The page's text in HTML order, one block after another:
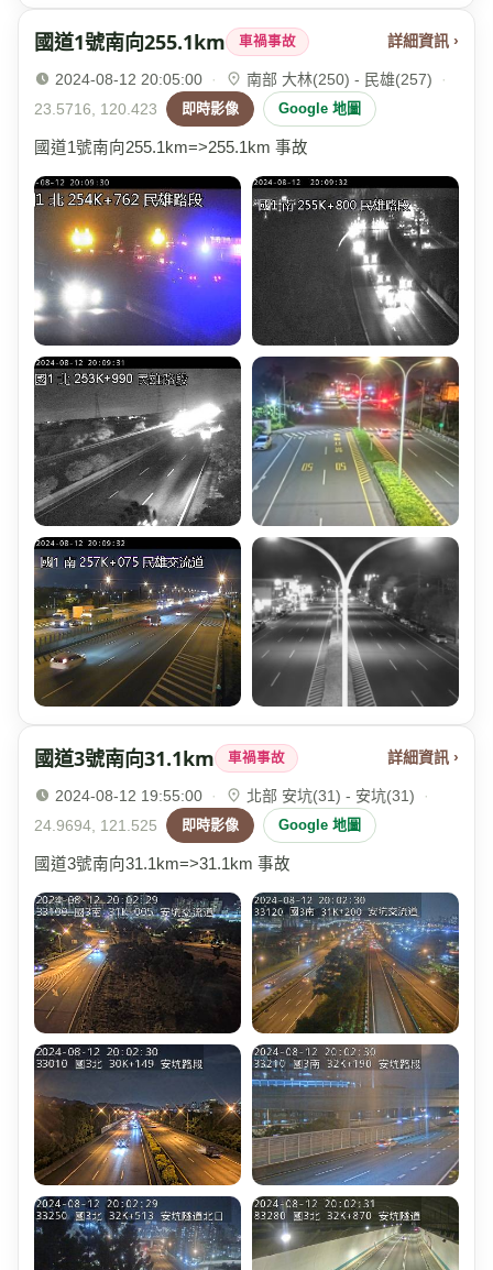
國道1號南向255.1km 車禍事故 詳細資訊 ›
2024-08-12 20:05:00 · 南部 大林(250) - 民雄(257)
·
23.5716, 120.423
即時影像 Google 地圖
國道1號南向255.1km=>255.1km 事故
國道3號南向31.1km 車禍事故 詳細資訊 ›
2024-08-12 19:55:00 · 北部 安坑(31) - 安坑(31)
·
24.9694, 121.525
即時影像 Google 地圖
國道3號南向31.1km=>31.1km 事故